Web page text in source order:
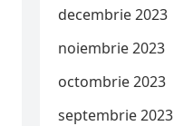
decembrie 2023
noiembrie 2023
octombrie 2023
septembrie 2023